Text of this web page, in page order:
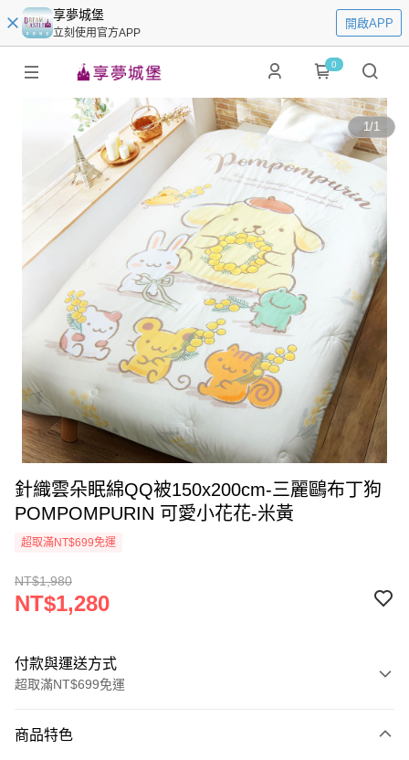
享夢城堡
立刻使用官方APP
開啟APP
0
1/1
針織雲朵眠綿QQ被150x200cm-三麗鷗布丁狗
POMPOMPURIN 可愛小花花-米黃
超取滿NT$699免運
NT$1,980
NT$1,280
付款與運送方式
超取滿NT$699免運
信用卡一次付款
商品特色